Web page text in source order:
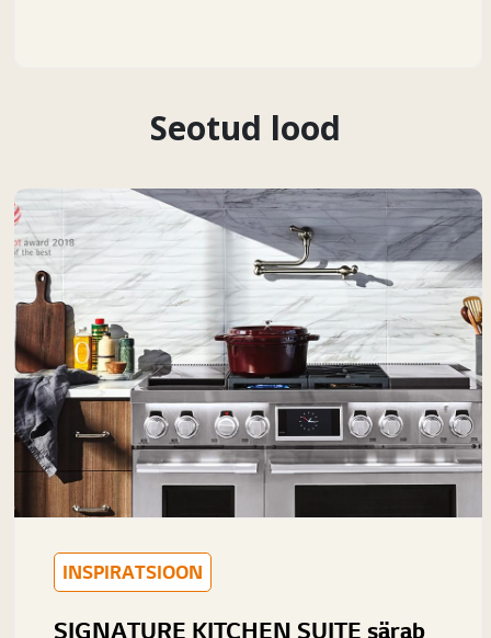
Seotud lood
INSPIRATSIOON
SIGNATURE KITCHEN SUITE särab